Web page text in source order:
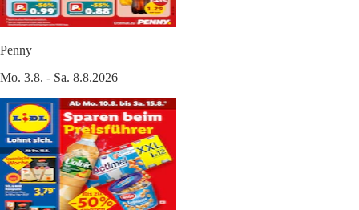
Penny
Mo. 3.8. - Sa. 8.8.2026